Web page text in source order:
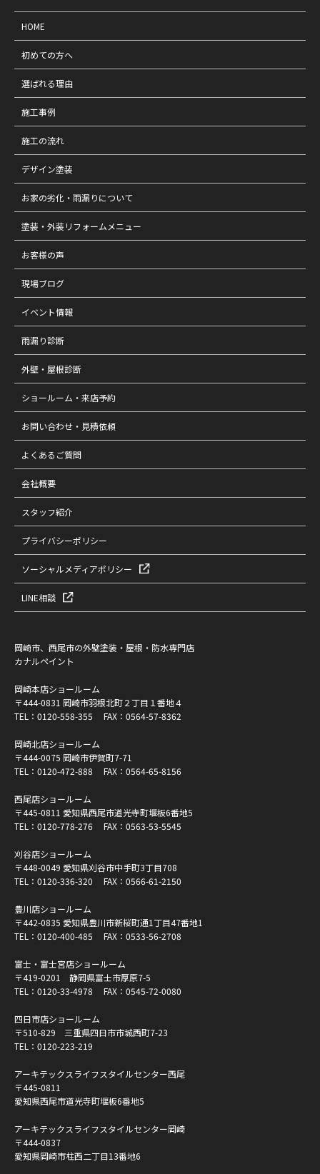
HOME
初めての方へ
選ばれる理由
施工事例
施工の流れ
デザイン塗装
お家の劣化・雨漏りについて
塗装・外装リフォームメニュー
お客様の声
現場ブログ
イベント情報
雨漏り診断
外壁・屋根診断
ショールーム・来店予約
お問い合わせ・見積依頼
よくあるご質問
会社概要
スタッフ紹介
プライバシーポリシー
ソーシャルメディアポリシー
LINE相談
岡崎市、西尾市の外壁塗装・屋根・防水専門店
カナルペイント
岡崎本店ショールーム
〒444-0831 岡崎市羽根北町２丁目１番地４
TEL： 0120-558-355 FAX：0564-57-8362
岡崎北店ショールーム
〒444-0075 岡崎市伊賀町7-71
TEL： 0120-472-888 FAX：0564-65-8156
西尾店ショールーム
〒445-0811 愛知県西尾市道光寺町堰板6番地5
TEL： 0120-778-276 FAX：0563-53-5545
刈谷店ショールーム
〒448-0049 愛知県刈谷市中手町3丁目708
TEL： 0120-336-320 FAX：0566-61-2150
豊川店ショールーム
〒442-0835 愛知県豊川市新桜町通1丁目47番地1
TEL： 0120-400-485 FAX：0533-56-2708
富士・富士宮店ショールーム
〒419-0201 静岡県富士市厚原7-5
TEL： 0120-33-4978 FAX：0545-72-0080
四日市店ショールーム
〒510-829 三重県四日市市城西町7-23
TEL： 0120-223-219
アーキテックスライフスタイルセンター西尾
〒445-0811
愛知県西尾市道光寺町堰板6番地5
アーキテックスライフスタイルセンター岡崎
〒444-0837
愛知県岡崎市柱西二丁目13番地6